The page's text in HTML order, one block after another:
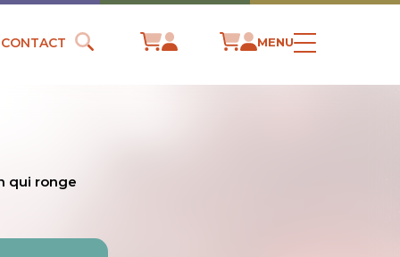
CONTACT MENU
qui ronge